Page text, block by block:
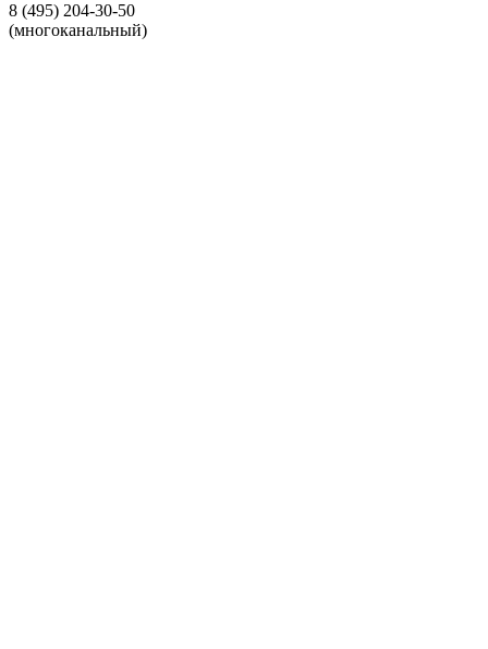
8 (495) 204-30-50
(многоканальный)